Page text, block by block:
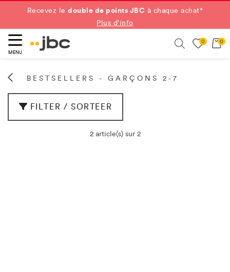
Recevez ledouble de points JBC à chaque achat*
Plus d'info
MENU
0 0
BESTSELLERS - GARÇONS 2-7
FILTER / SORTEER
2 article(s) sur 2